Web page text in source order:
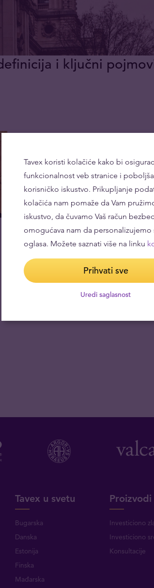
i ključni
Tavex u svetu
Bugarska
Danska
Estonija
Finska
Mađarska
Investiciono
Investiciono
Konsultacije
Tavex koristi kolačiće kako bi
funkcionalnost veb stranice i
korisničko iskustvo. Prikupljanje
kolačića nam pomaže da Vam
iskustvo, da čuvamo Vaš račun
omogućava nam da personalizujemo
oglasa. Možete saznati više na linku
Prihvati sve
Uredi saglasnost